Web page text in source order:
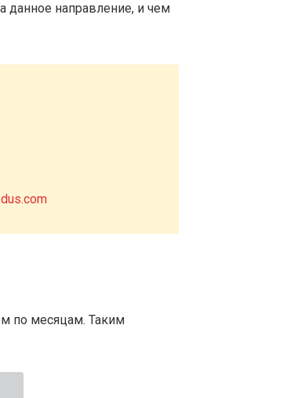
данное направление, и чем
по месяцам. Таким